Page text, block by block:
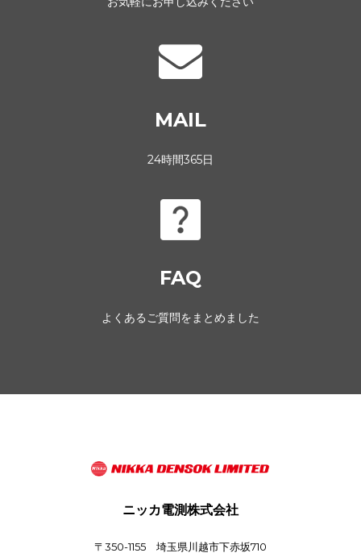
MAIL
24時間365日
FAQ
よくあるご質問をまとめました
ニッカ電測株式会社
〒350-1155 埼玉県川越市下赤坂710